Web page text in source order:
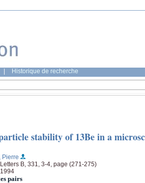
Historique de recherche
stability of 13Be in a
Pierre
B, 331, 3-4, page (271-275)
pairs